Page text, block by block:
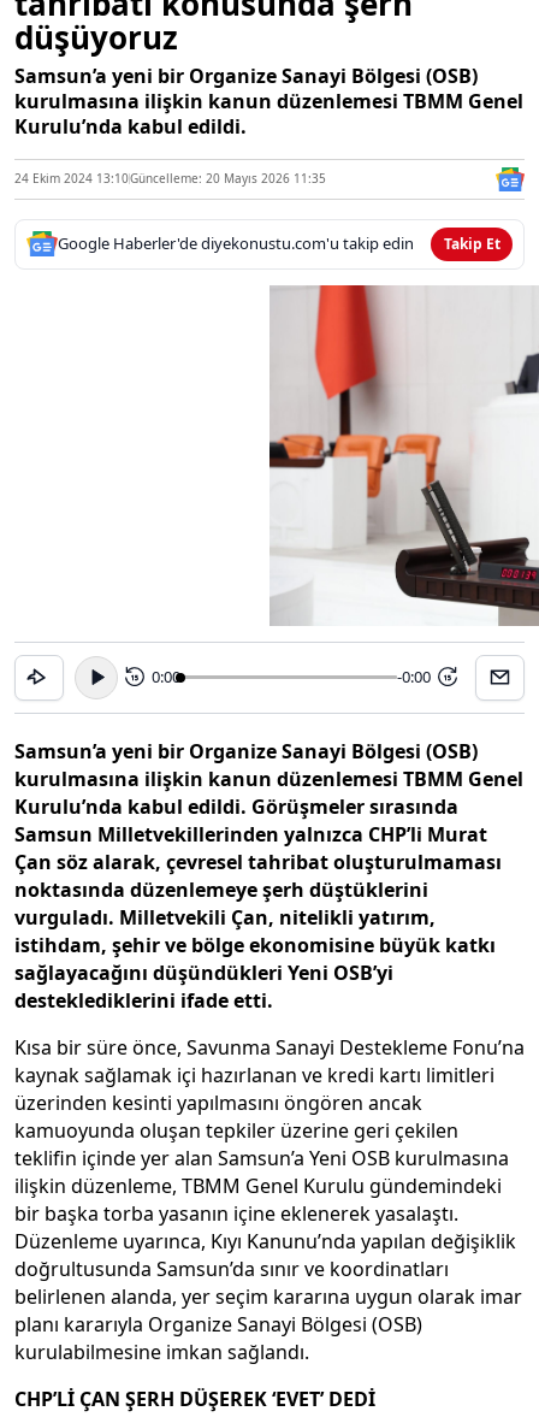
düşüyoruz
Samsun’a yeni bir Organize Sanayi Bölgesi (OSB)
kurulmasına ilişkin kanun düzenlemesi TBMM Genel
Kurulu’nda kabul edildi.
24 Ekim 2024 13:10Güncelleme: 20 Mayıs 2026 11:35
Google Haberler'de diyekonustu.com'u takip edin Takip Et
15 0:00 -0:00 15
Samsun’a yeni bir Organize Sanayi Bölgesi (OSB)
kurulmasına ilişkin kanun düzenlemesi TBMM Genel
Kurulu’nda kabul edildi. Görüşmeler sırasında
Samsun Milletvekillerinden yalnızca CHP’li Murat
Çan söz alarak, çevresel tahribat oluşturulmaması
noktasında düzenlemeye şerh düştüklerini
vurguladı. Milletvekili Çan, nitelikli yatırım,
istihdam, şehir ve bölge ekonomisine büyük katkı
sağlayacağını düşündükleri Yeni OSB’yi
desteklediklerini ifade etti.
Kısa bir süre önce, Savunma Sanayi Destekleme Fonu’na
kaynak sağlamak içi hazırlanan ve kredi kartı limitleri
üzerinden kesinti yapılmasını öngören ancak
kamuoyunda oluşan tepkiler üzerine geri çekilen
teklifin içinde yer alan Samsun’a Yeni OSB kurulmasına
ilişkin düzenleme, TBMM Genel Kurulu gündemindeki
bir başka torba yasanın içine eklenerek yasalaştı.
Düzenleme uyarınca, Kıyı Kanunu’nda yapılan değişiklik
doğrultusunda Samsun’da sınır ve koordinatları
belirlenen alanda, yer seçim kararına uygun olarak imar
planı kararıyla Organize Sanayi Bölgesi (OSB)
kurulabilmesine imkan sağlandı.
CHP’Lİ ÇAN ŞERH DÜŞEREK ‘EVET’ DEDİ